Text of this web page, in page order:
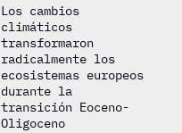
Los cambios
climáticos
transformaron
radicalmente los
ecosistemas europeos
durante la
transición Eoceno-
Oligoceno